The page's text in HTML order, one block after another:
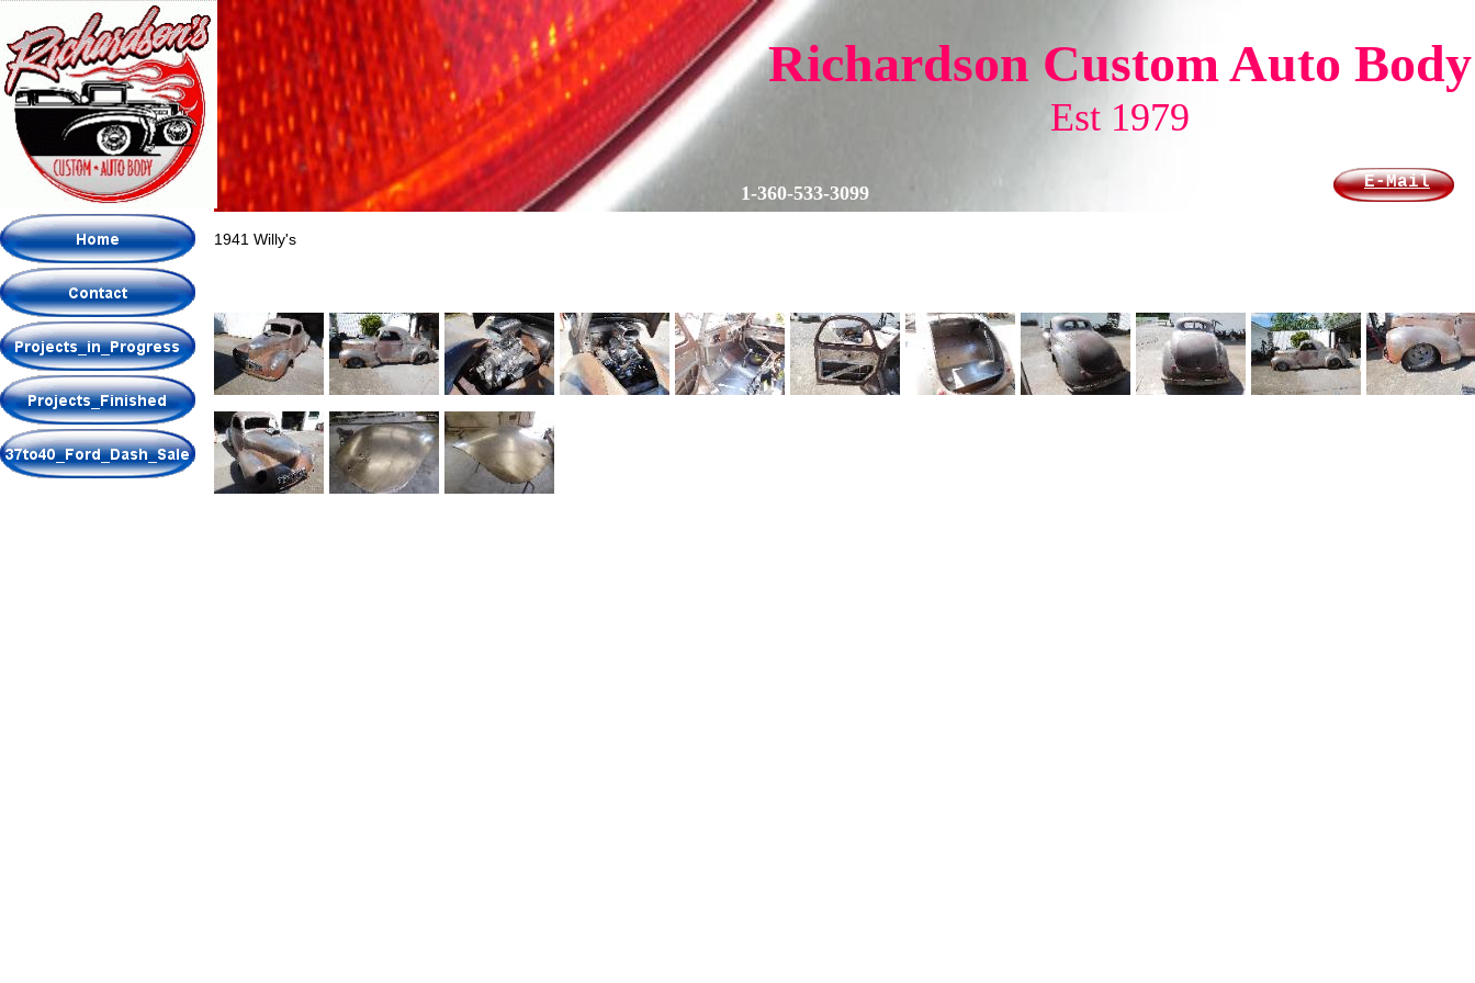
Richardson Custom Auto Body
Est 1979
1-360-533-3099 E-Mail
1941 Willy's